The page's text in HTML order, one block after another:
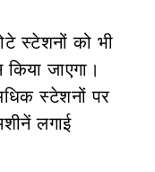
स्टेशनों को भी
जाएगा।
स्टेशनों पर
लगाई